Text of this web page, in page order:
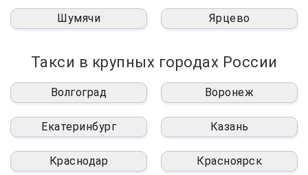
Шумячи Ярцево
Такси в крупных городах России
Волгоград Воронеж
Екатеринбург Казань
Краснодар Красноярск